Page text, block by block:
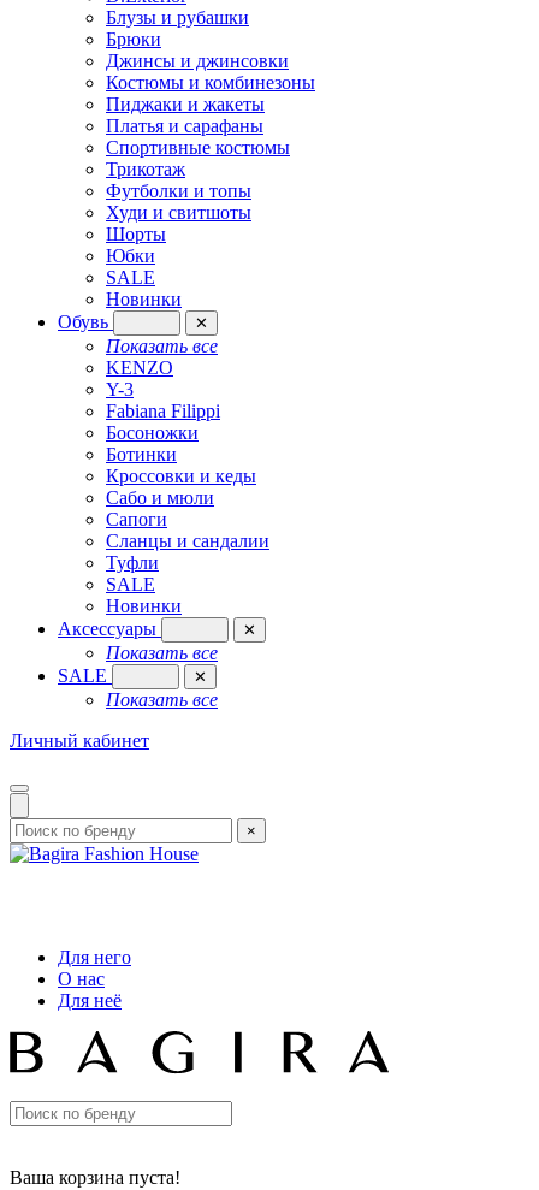
Блузы и рубашки
Брюки
Джинсы и джинсовки
Костюмы и комбинезоны
Пиджаки и жакеты
Платья и сарафаны
Спортивные костюмы
Трикотаж
Футболки и топы
Худи и свитшоты
Шорты
Юбки
SALE
Новинки
Обувь
✕
Показать все
KENZO
Y-3
Fabiana Filippi
Босоножки
Ботинки
Кроссовки и кеды
Сабо и мюли
Сапоги
Сланцы и сандалии
Туфли
SALE
Новинки
Аксессуары
✕
Показать все
SALE
✕
Показать все
Личный кабинет
×
Для него
О нас
Для неё
Ваша корзина пуста!